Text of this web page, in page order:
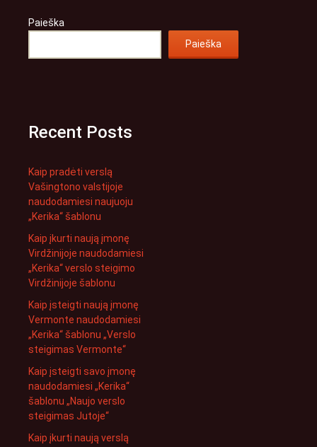
Paieška
Paieška
Recent Posts
Kaip pradėti verslą
Vašingtono valstijoje
naudodamiesi naujuoju
„Kerika“ šablonu
Kaip įkurti naują įmonę
Virdžinijoje naudodamiesi
„Kerika“ verslo steigimo
Virdžinijoje šablonu
Kaip įsteigti naują įmonę
Vermonte naudodamiesi
„Kerika“ šablonu „Verslo
steigimas Vermonte“
Kaip įsteigti savo įmonę
naudodamiesi „Kerika“
šablonu „Naujo verslo
steigimas Jutoje“
Kaip įkurti naują verslą